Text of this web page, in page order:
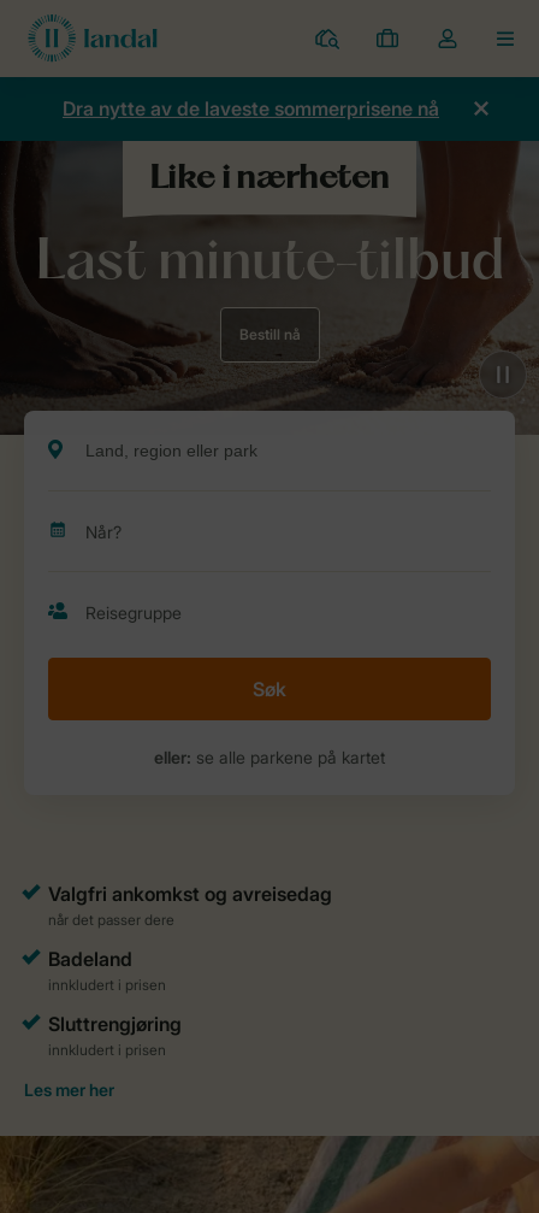
Parker
Mine
bestillinger
Toggle
the
my
Dra nytte av de laveste sommerprisene nå
Last minute-tilbud
Bestill nå
Søk
eller: se alle parkene på kartet